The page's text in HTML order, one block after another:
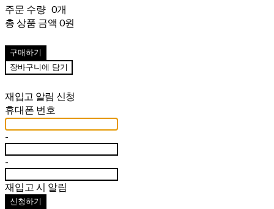
주문 수량 0개
총 상품 금액 0원
구매하기
장바구니에 담기
재입고 알림 신청
휴대폰 번호
-
-
재입고 시 알림
신청하기